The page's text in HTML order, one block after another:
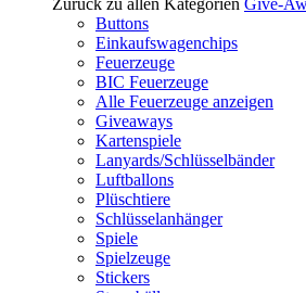
Zurück zu allen Kategorien Give-
Buttons
Einkaufswagenchips
Feuerzeuge
BIC Feuerzeuge
Alle Feuerzeuge anzeigen
Giveaways
Kartenspiele
Lanyards/Schlüsselbänder
Luftballons
Plüschtiere
Schlüsselanhänger
Spiele
Spielzeuge
Stickers